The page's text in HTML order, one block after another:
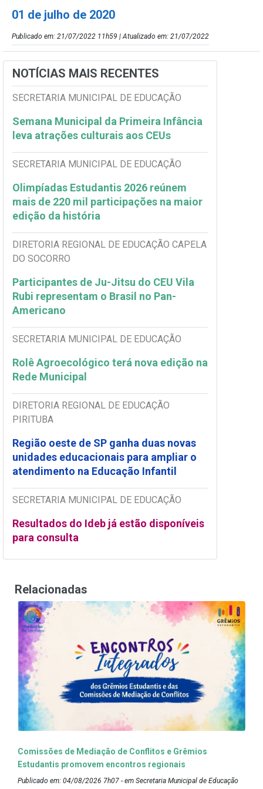
01 de julho de 2020
Publicado em: 21/07/2022 11h59 | Atualizado em: 21/07/2022
NOTÍCIAS MAIS RECENTES
SECRETARIA MUNICIPAL DE EDUCAÇÃO
Semana Municipal da Primeira Infância
leva atrações culturais aos CEUs
SECRETARIA MUNICIPAL DE EDUCAÇÃO
Olimpíadas Estudantis 2026 reúnem
mais de 220 mil participações na maior
edição da história
DIRETORIA REGIONAL DE EDUCAÇÃO CAPELA
DO SOCORRO
Participantes de Ju-Jitsu do CEU Vila
Rubi representam o Brasil no Pan-
Americano
SECRETARIA MUNICIPAL DE EDUCAÇÃO
Rolê Agroecológico terá nova edição na
Rede Municipal
DIRETORIA REGIONAL DE EDUCAÇÃO
PIRITUBA
Região oeste de SP ganha duas novas
unidades educacionais para ampliar o
atendimento na Educação Infantil
SECRETARIA MUNICIPAL DE EDUCAÇÃO
Resultados do Ideb já estão disponíveis
para consulta
Relacionadas
Comissões de Mediação de Conflitos e Grêmios
Estudantis promovem encontros regionais
Publicado em: 04/08/2026 7h07 - em Secretaria Municipal de Educação